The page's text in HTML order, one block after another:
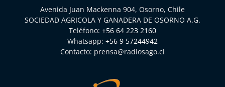
Avenida Juan Mackenna 904, Osorno, Chile
SOCIEDAD AGRICOLA Y GANADERA DE OSORNO A.G.
Teléfono: +56 64 223 2160
Whatsapp: +56 9 57244942
Contacto: prensa@radiosago.cl